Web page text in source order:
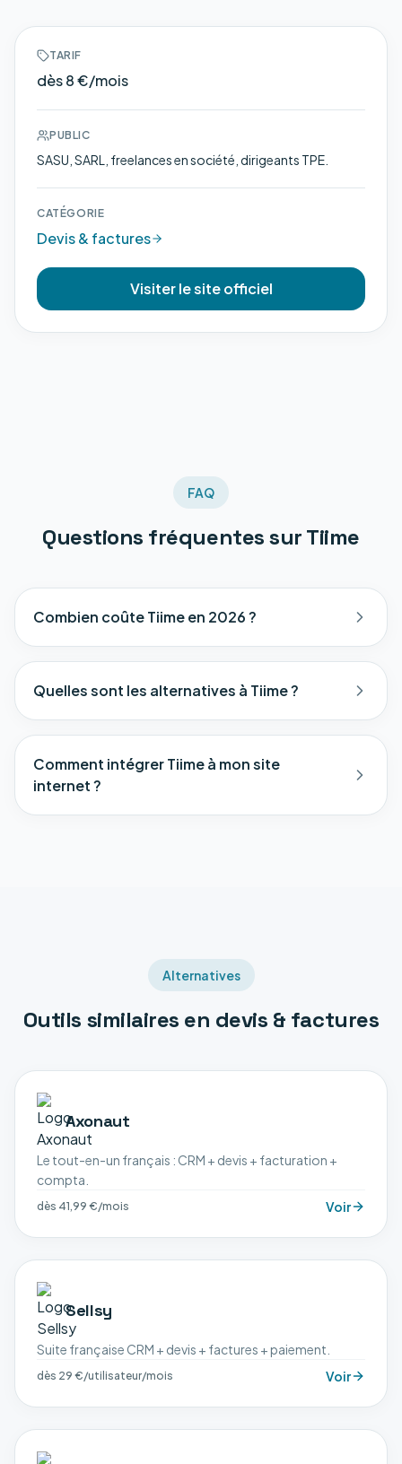
TARIF
dès 8 €/mois
PUBLIC
SASU, SARL, freelances en société, dirigeants TPE.
CATÉGORIE
Devis & factures
Visiter le site officiel
FAQ
Questions fréquentes surTiime
Combien coûte Tiime en 2026 ?
Quelles sont les alternatives à Tiime ?
Comment intégrer Tiime à mon site
internet ?
Alternatives
Outils similaires en devis & factures
Axonaut
Le tout-en-un français : CRM + devis + facturation +
compta.
dès 41,99 €/mois Voir
Sellsy
Suite française CRM + devis + factures + paiement.
dès 29 €/utilisateur/mois Voir